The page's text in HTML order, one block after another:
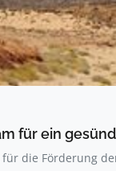
für ein
für die Förderung